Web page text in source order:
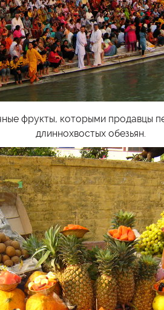
фрукты, которыми продавцы
длиннохвостых обезьян.